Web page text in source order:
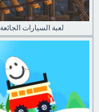
لعبة السيارات الجائعة 2